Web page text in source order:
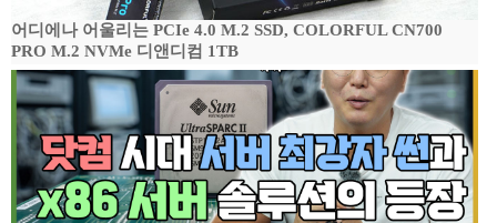
어디에나 어울리는 PCIe 4.0 M.2 SSD, COLORFUL CN700
PRO M.2 NVMe 디앤디컴 1TB